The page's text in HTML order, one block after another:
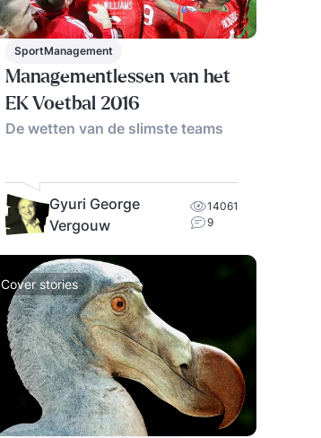
SportManagement
Managementlessen van het
EK Voetbal 2016
De wetten van de slimste teams
Gyuri George
Vergouw
14061
9
Cover stories